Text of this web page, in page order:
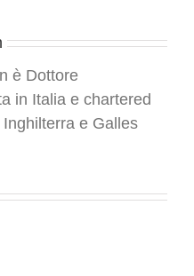
è Dottore
in Italia e chartered
e Galles